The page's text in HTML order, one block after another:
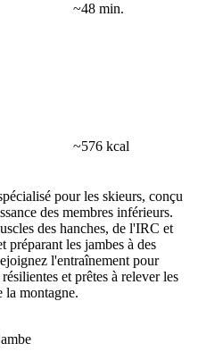
~48 min.
~576 kcal
pour les skieurs, conçu
des membres inférieurs.
des hanches, de l'IRC et
préparant les jambes à des
l'entraînement pour
et prêtes à relever les
la montagne.